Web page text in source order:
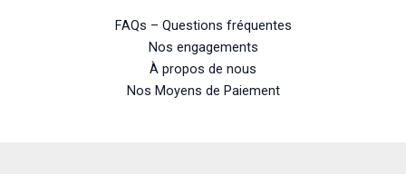
FAQs – Questions fréquentes
Nos engagements
À propos de nous
Nos Moyens de Paiement